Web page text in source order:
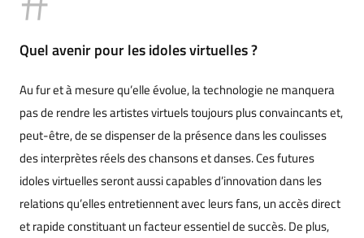
Quel avenir pour les idoles virtuelles ?
Au fur et à mesure qu’elle évolue, la technologie ne manquera
pas de rendre les artistes virtuels toujours plus convaincants et,
peut-être, de se dispenser de la présence dans les coulisses
des interprètes réels des chansons et danses. Ces futures
idoles virtuelles seront aussi capables d’innovation dans les
relations qu’elles entretiennent avec leurs fans, un accès direct
et rapide constituant un facteur essentiel de succès. De plus,